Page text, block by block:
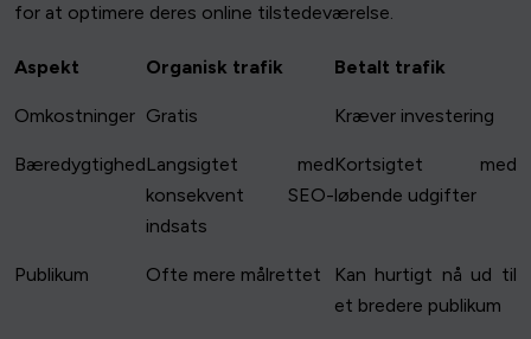
for at optimere deres online tilstedeværelse.
Aspekt Organisk trafik Betalt trafik
Omkostninger Gratis Kræver investering
BæredygtighedLangsigtet med
konsekvent SEO-
indsats
Kortsigtet med
løbende udgifter
Publikum Ofte mere målrettet
Kan hurtigt nå ud til
et bredere publikum